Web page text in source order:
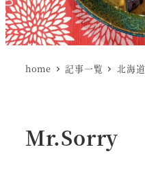
home 記事一覧 北海道
Mr.Sorry